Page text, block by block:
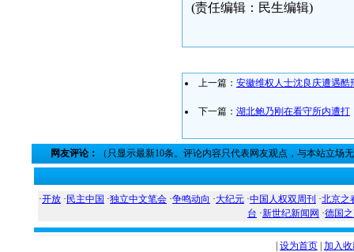
(责任编辑：民生编辑)
上一篇： 安徽维权人士沈良庆遭遇酷
下一篇： 湖北鲍乃刚在看守所内遭打
网友评论： （只显示最新10条。评论内容只代表网友观点，与本站立场
·开放 · 民主中国 ·独立中文笔会 ·争鸣动向 ·大纪元 ·中国人权双周刊 ·北京之
台 ·新世纪新闻网 ·德国
设为首页 加入